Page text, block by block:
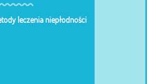
leczenia niepłodności